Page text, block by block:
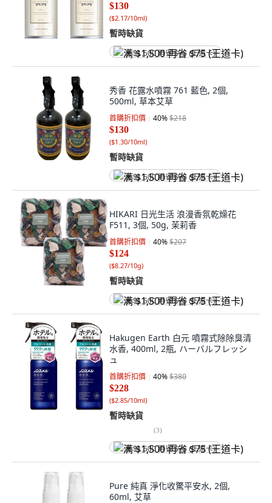
$130
($2.17/10ml)
暫時缺貨
满 $1,500 再省 $75 (王道卡)
秀香 花露水噴霧 761 藍色, 2個,
500ml, 草本艾草
首購折扣價 40%$218
$130
($1.30/10ml)
暫時缺貨
满 $1,500 再省 $75 (王道卡)
HIKARI 日光生活 浪漫香氛乾燥花
F511, 3個, 50g, 茉莉香
首購折扣價 40%$207
$124
($8.27/10g)
暫時缺貨
满 $1,500 再省 $75 (王道卡)
Hakugen Earth 白元 噴霧式除除臭清
水香, 400ml, 2瓶, ハーバルフレッシ
ュ
首購折扣價 40%$380
$228
($2.85/10ml)
暫時缺貨
(3)
满 $1,500 再省 $75 (王道卡)
Pure 純真 淨化收驚平安水, 2個,
60ml, 艾草